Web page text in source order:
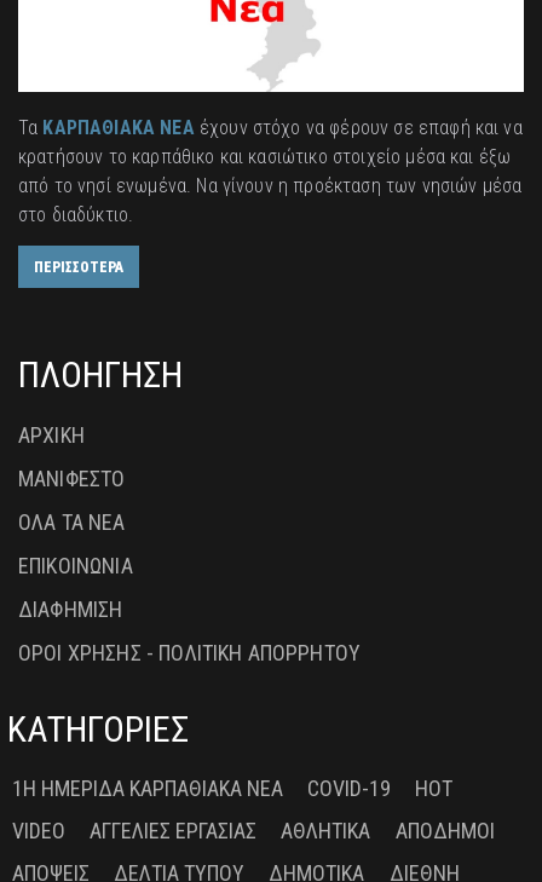
Τα ΚΑΡΠΑΘΙΑΚΑ ΝΕΑέχουν στόχο να φέρουν σε επαφή και να
κρατήσουν το καρπάθικο και κασιώτικο στοιχείο μέσα και έξω
από το νησί ενωμένα. Να γίνουν η προέκταση των νησιών μέσα
στο διαδύκτιο.
ΠΕΡΙΣΣΟΤΕΡΑ
ΠΛΟΗΓΗΣΗ
ΑΡΧΙΚΗ
ΜΑΝΙΦΕΣΤΟ
ΟΛΑ ΤΑ ΝΕΑ
ΕΠΙΚΟΙΝΩΝΙΑ
ΔΙΑΦΗΜΙΣΗ
ΟΡΟΙ ΧΡΗΣΗΣ - ΠΟΛΙΤΙΚΗ ΑΠΟΡΡΗΤΟΥ
ΚΑΤΗΓΟΡΙΕΣ
1Η ΗΜΕΡΊΔΑ ΚΑΡΠΑΘΙΑΚΆ ΝΈΑ COVID-19
HOT
VIDEO
ΑΓΓΕΛΊΕΣ ΕΡΓΑΣΊΑΣ ΑΘΛΗΤΙΚΆ
ΑΠΌΔΗΜΟΙ
ΑΠΌΨΕΙΣ
ΔΕΛΤΊΑ ΤΎΠΟΥ ΔΗΜΟΤΙΚΆ ΔΙΕΘΝΉ